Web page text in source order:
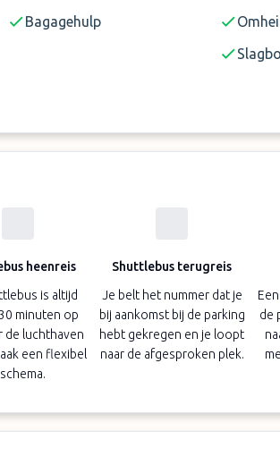
Bagagehulp
heenreis
is altijd
minuten op
de luchthaven
een flexibel
Shuttlebus terugreis
Je belt het nummer dat je
bij aankomst bij de parking
hebt gekregen en je loopt
naar de afgesproken plek.
de